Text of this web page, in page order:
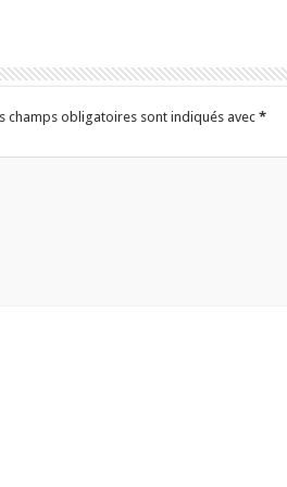
champs obligatoires sont indiqués avec *